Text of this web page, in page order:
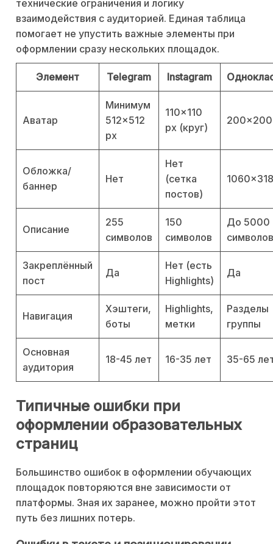
технические ограничения и логику
взаимодействия с аудиторией. Единая таблица
помогает не упустить важные элементы при
оформлении сразу нескольких площадок.
Элемент Telegram Instagram
Аватар
Минимум
512×512
px
110×110
px (круг)
Обложка/
баннер
Нет
Нет
(сетка
постов)
Описание
255
символов
150
символов
До 5000
символов
Закреплённый
пост
Да
Нет (есть
Highlights)
Да
Навигация
Хэштеги,
боты
Highlights,
метки
Разделы
группы
Основная
аудитория
18-45 лет 16-35 лет 35-65
Типичные ошибки при
оформлении образовательных
страниц
Большинство ошибок в оформлении обучающих
площадок повторяются вне зависимости от
платформы. Зная их заранее, можно пройти этот
путь без лишних потерь.